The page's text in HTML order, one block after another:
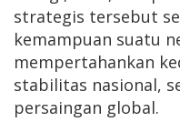
strategis tersebut
kemampuan suatu
mempertahankan
stabilitas nasional,
persaingan global.